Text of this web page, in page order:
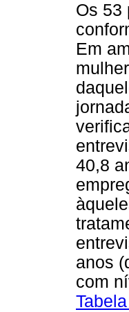
Os 53
Em
40,8
anos
com